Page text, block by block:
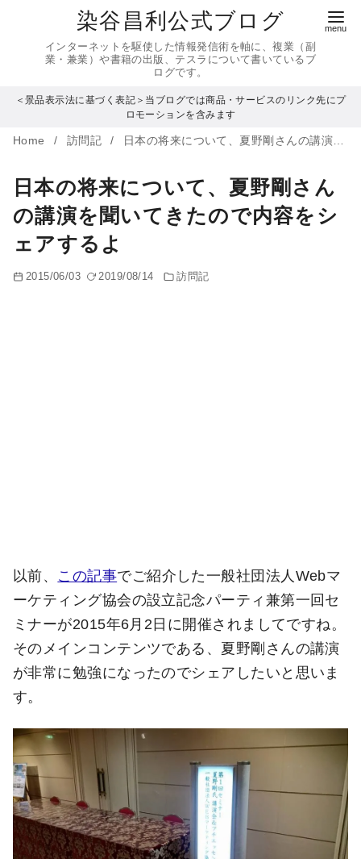
へ
染谷昌利公式ブログ
インターネットを駆使した情報発信術を軸に、複業（副
業・兼業）や書籍の出版、テスラについて書いているブ
ログです。
＜景品表示法に基づく表記＞当ブログでは商品・サービスのリンク先にプ
ロモーションを含みます
Home 訪問記 日本の将来について、夏野剛さんの講演を聞いてきたので内容をシェアするよ
日本の将来について、夏野剛さん
の講演を聞いてきたので内容をシ
ェアするよ
2015/06/03 2019/08/14 訪問記
以前、 この記事でご紹介した一般社団法人Webマ
ーケティング協会の設立記念パーティ兼第一回セ
ミナーが2015年6月2日に開催されましてですね。
そのメインコンテンツである、夏野剛さんの講演
が非常に勉強になったのでシェアしたいと思いま
す。